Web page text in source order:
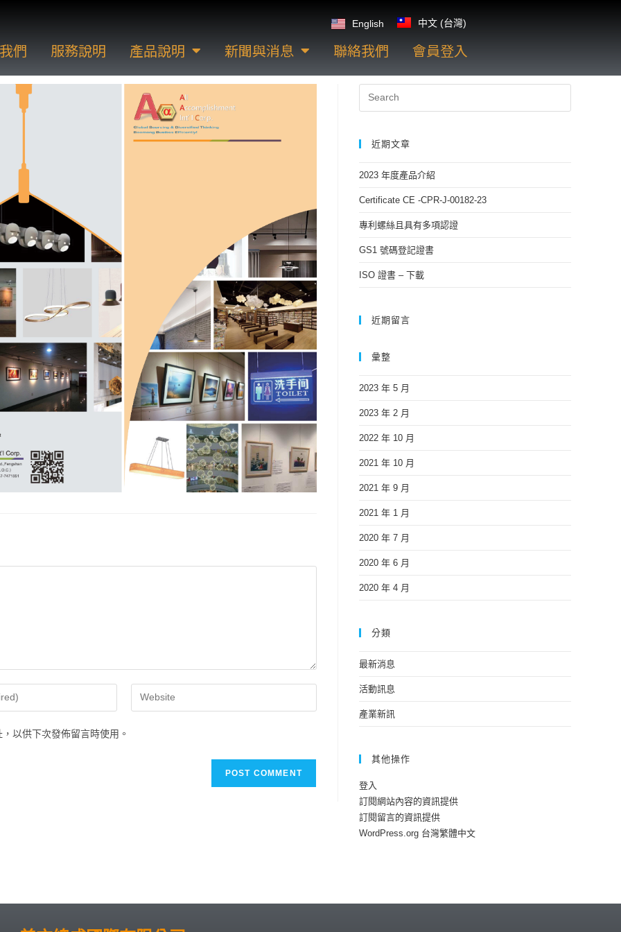
English 中文 (台灣)
們 服務說明 產品說明 新聞與消息 聯絡我們 會員登入
以供下次發佈留言時使用。
近期文章
2023 年度產品介紹
Certificate CE -CPR-J-00182-23
專利螺絲且具有多項認證
GS1 號碼登記證書
ISO 證書 – 下載
近期留言
彙整
2023 年 5 月
2023 年 2 月
2022 年 10 月
2021 年 10 月
2021 年 9 月
2021 年 1 月
2020 年 7 月
2020 年 6 月
2020 年 4 月
分類
最新消息
活動訊息
產業新訊
其他操作
登入
訂閱網站內容的資訊提供
訂閱留言的資訊提供
WordPress.org 台灣繁體中文